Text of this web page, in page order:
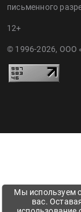
письменного
12+
© 1996-2026, ООО
Мы используем
вас.